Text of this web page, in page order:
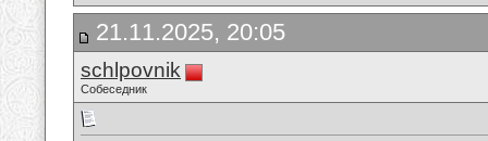
21.11.2025, 20:05
schlpovnik
Собеседник